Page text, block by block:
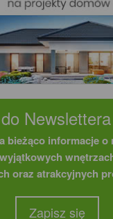
bieżąco informacje o
oraz atrakcyjnych
Zapisz się